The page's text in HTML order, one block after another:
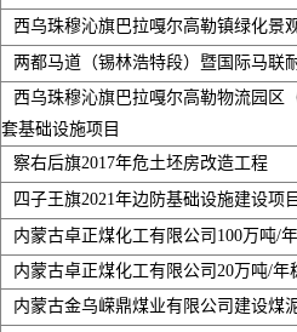
西乌珠穆沁旗巴拉嘎尔高勒镇绿化景
两都马道（锡林浩特段）暨国际马联
西乌珠穆沁旗巴拉嘎尔高勒物流园区
套基础设施项目
察右后旗2017年危土坯房改造工程
四子王旗2021年边防基础设施建设项目
内蒙古卓正煤化工有限公司100万吨/
内蒙古卓正煤化工有限公司20万吨/年
内蒙古金乌嵘鼎煤业有限公司建设煤